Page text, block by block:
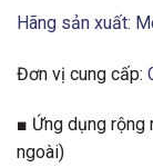
Hãng sản xuất:
Đơn vị cung cấp:
■ Ứng dụng rộng
ngoài)